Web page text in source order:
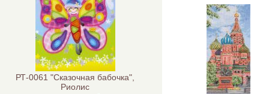
РТ-0061 "Сказочная бабочка",
Риолис